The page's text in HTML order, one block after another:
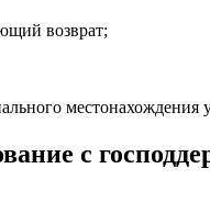
возврат;
местонахождения
с